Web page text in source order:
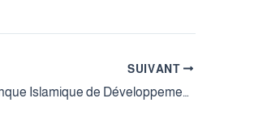
SUIVANT
Offre de bourse offerte par la Banque Islamique de Développement pour l’année académique 2023-2024